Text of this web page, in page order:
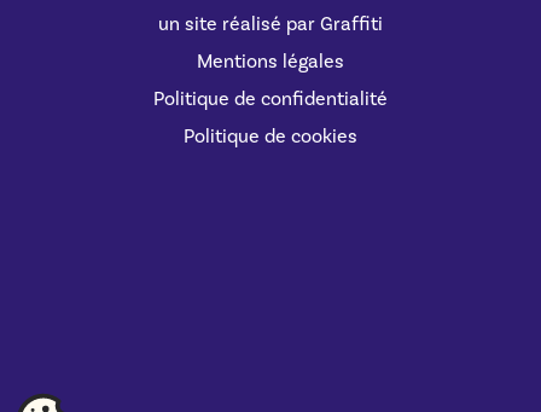
un site réalisé par Graffiti
Mentions légales
Politique de confidentialité
Politique de cookies